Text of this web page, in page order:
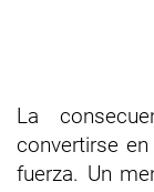
La
convertirse
fuerza. Un